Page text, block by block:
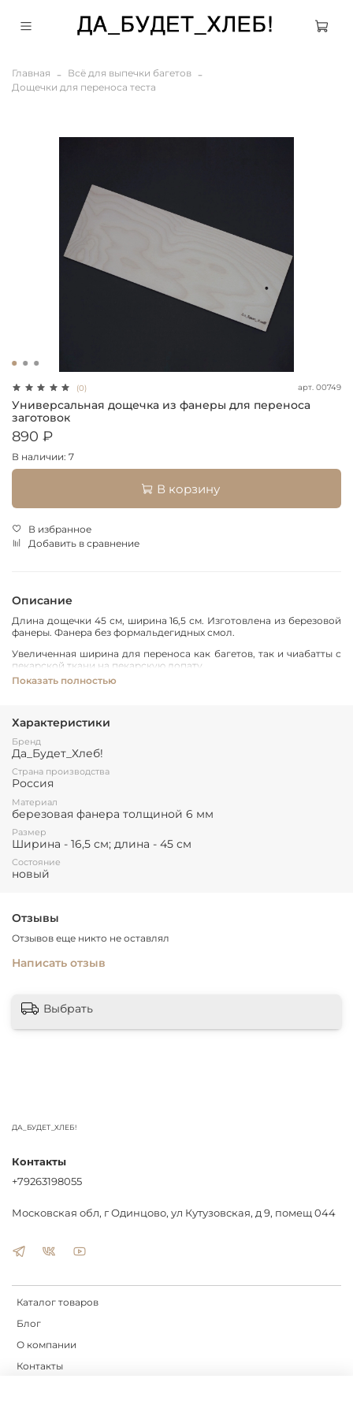
Главная
Всё для выпечки багетов
Дощечки для переноса теста
(0) арт. 00749
Универсальная дощечка из фанеры для переноса
заготовок
890 ₽
В наличии: 7
В корзину
В избранное
Добавить в сравнение
Описание
Длина дощечки 45 см, ширина 16,5 см. Изготовлена из березовой
фанеры. Фанера без формальдегидных смол.
Увеличенная ширина для переноса как багетов, так и чиабатты с
пекарской ткани на пекарскую лопату.
Как переносить багеты, можно посмотреть в видео ниже:
Показать полностью
Характеристики
Бренд
Да_Будет_Хлеб!
Страна производства
Россия
Материал
березовая фанера толщиной 6 мм
Размер
Ширина - 16,5 см; длина - 45 см
Состояние
новый
Отзывы
Отзывов еще никто не оставлял
Написать отзыв
Выбрать
ДА_БУДЕТ_ХЛЕБ!
Каталог товаров
Блог
О компании
Контакты
Контакты
+79263198055
Московская обл, г Одинцово, ул Кутузовская, д 9, помещ 044